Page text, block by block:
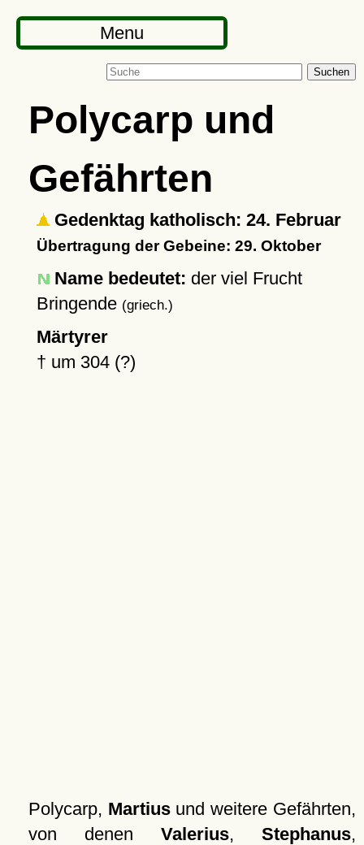
Menu
Suchen
Polycarp und
Gefährten
Gedenktag katholisch: 24. Februar
Übertragung der Gebeine: 29. Oktober
Name bedeutet: der viel Frucht
Bringende (griech.)
Märtyrer
† um 304 (?)
Polycarp, Martiusund weitere Gefährten,
von denen Valerius, Stephanus,